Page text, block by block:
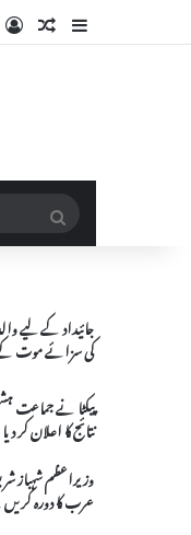
Log InRandom Article
Sidebar
Search
for
جائیداد کے لیے
کی سزائے موت
نتائج کا اعلان کر دیا
عرب کا دورہ